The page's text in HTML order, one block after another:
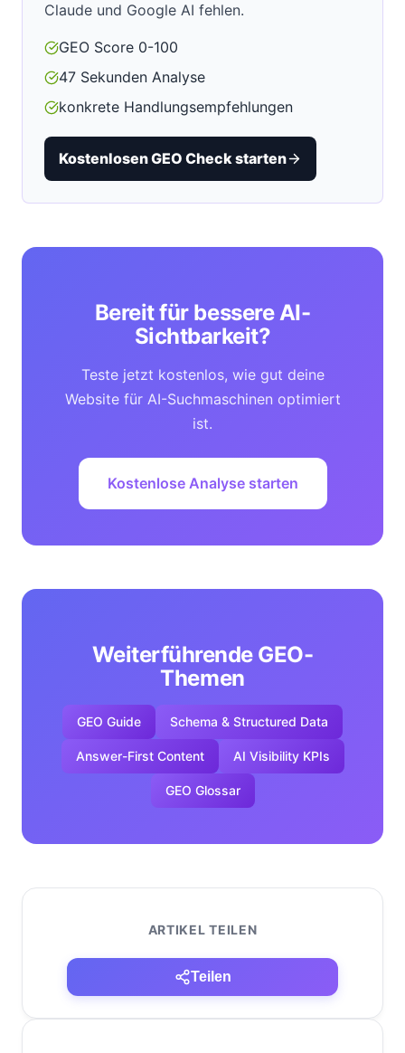
Claude und Google AI fehlen.
GEO Score 0-100
47 Sekunden Analyse
konkrete Handlungsempfehlungen
Kostenlosen GEO Check starten
Bereit für bessere AI-
Sichtbarkeit?
Teste jetzt kostenlos, wie gut deine
Website für AI-Suchmaschinen optimiert
ist.
Kostenlose Analyse starten
Weiterführende GEO-
Themen
GEO Guide Schema & Structured Data
Answer-First Content AI Visibility KPIs
GEO Glossar
ARTIKEL TEILEN
Teilen